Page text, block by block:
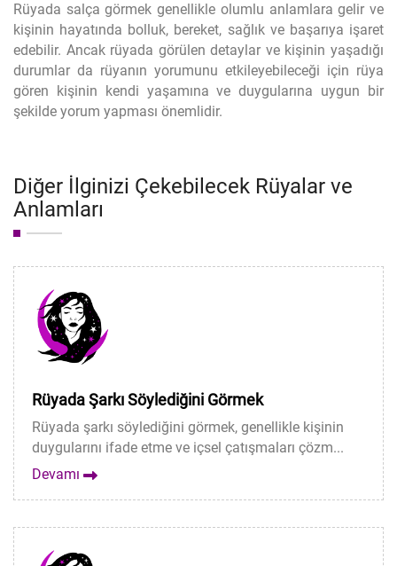
Rüyada salça görmek genellikle olumlu anlamlara gelir ve
kişinin hayatında bolluk, bereket, sağlık ve başarıya işaret
edebilir. Ancak rüyada görülen detaylar ve kişinin yaşadığı
durumlar da rüyanın yorumunu etkileyebileceği için rüya
gören kişinin kendi yaşamına ve duygularına uygun bir
şekilde yorum yapması önemlidir.
Diğer İlginizi Çekebilecek Rüyalar ve
Anlamları
Rüyada Şarkı Söylediğini Görmek
Rüyada şarkı söylediğini görmek, genellikle kişinin
duygularını ifade etme ve içsel çatışmaları çözm...
Devamı